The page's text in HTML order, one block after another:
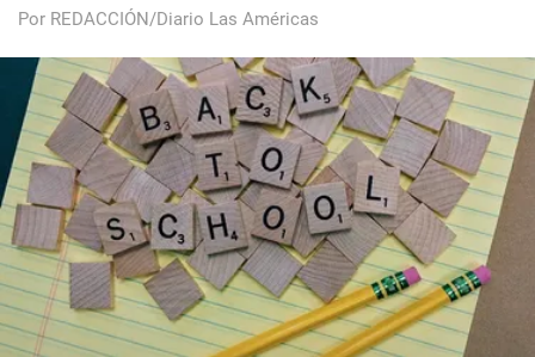
Por REDACCIÓN/Diario Las Américas